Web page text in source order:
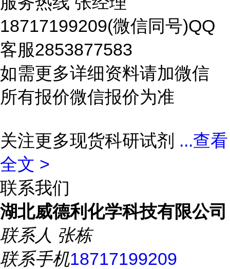
18717199209(微信同号)QQ
客服2853877583
如需更多详细资料请加微信
所有报价微信报价为准
关注更多现货科研试剂 ...查看
全文 >
联系我们
湖北威德利化学科技有限公司
联系人 张栋
联系手机18717199209